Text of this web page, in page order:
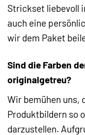
Strickset liebevoll
auch eine
wir dem Paket
Sind die Farben
originalgetreu?
Wir bemühen uns,
Produktbildern so
darzustellen.